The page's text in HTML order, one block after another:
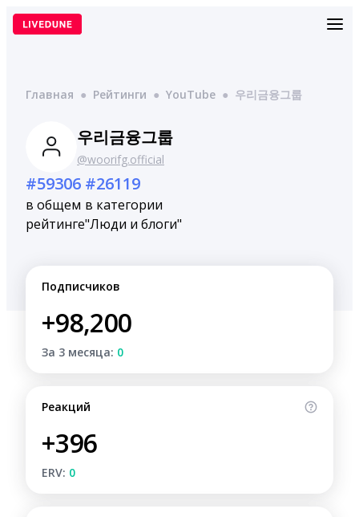
Перейти
Главная ● Рейтинги ● YouTube ● 우리금융그룹
우리금융그룹
@woorifg.official
#59306
в общем
рейтинге
#26119
в категории
"Люди и блоги"
Подписчиков
+98,200
За 3 месяца: 0
Реакций
+396
ERV: 0